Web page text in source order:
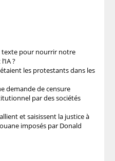
texte pour nourrir notre
?
les protestants dans les
demande de censure
par des sociétés
et saisissent la justice à
imposés par Donald